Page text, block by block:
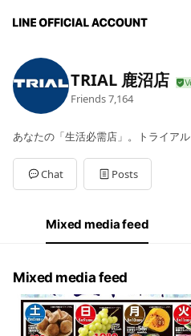
TRIAL 鹿沼店
Friends7,164
あなたの「生活必需店」。トライアル
Chat Posts
Mixed media feed
Mixed media feed